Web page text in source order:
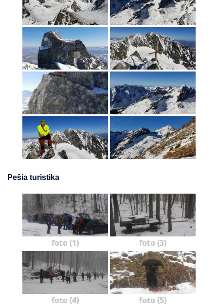
Pešia turistika
foto (1) foto (3)
foto (4) foto (5)